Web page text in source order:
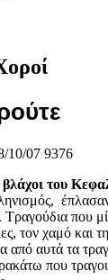
10/07 9376
του
Τραγούδια που
τον χαμό και
από αυτά τα
που